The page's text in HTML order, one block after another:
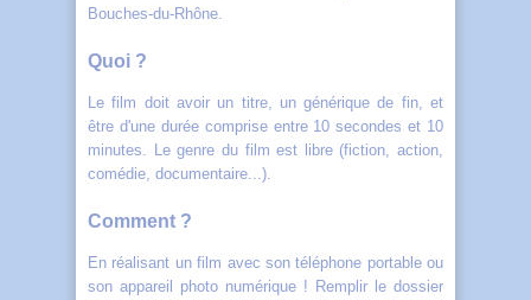
Bouches-du-Rhône.
Quoi ?
Le film doit avoir un titre, un générique de fin, et
être d'une durée comprise entre 10 secondes et 10
minutes. Le genre du film est libre (fiction, action,
comédie, documentaire...).
Comment ?
En réalisant un film avec son téléphone portable ou
son appareil photo numérique ! Remplir le dossier